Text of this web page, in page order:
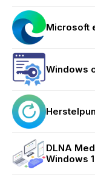
Microsoft
Windows
DLNA
Windows